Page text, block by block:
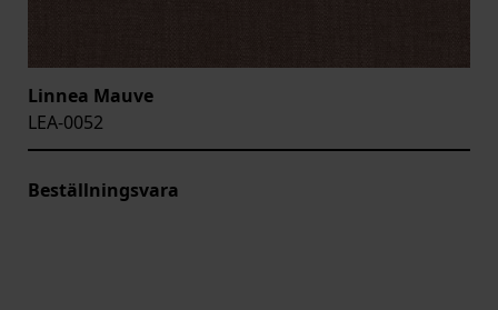
Linnea Mauve
LEA-0052
Beställningsvara